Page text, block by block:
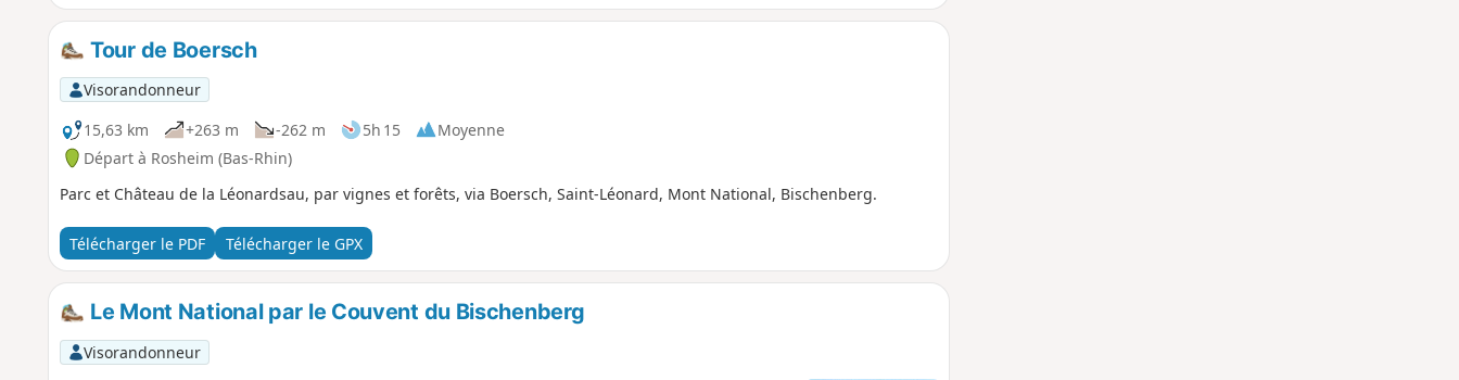
Tour de Boersch
Visorandonneur
15,63 km
+263 m -262 m 5h 15
Moyenne
Départ à Rosheim (Bas-Rhin)
Parc et Château de la Léonardsau, par vignes et forêts, via Boersch, Saint-Léonard, Mont National, Bischenberg.
Télécharger le PDF Télécharger le GPX
Le Mont National par le Couvent du Bischenberg
Visorandonneur